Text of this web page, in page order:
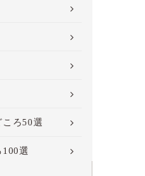
ろ50選
選